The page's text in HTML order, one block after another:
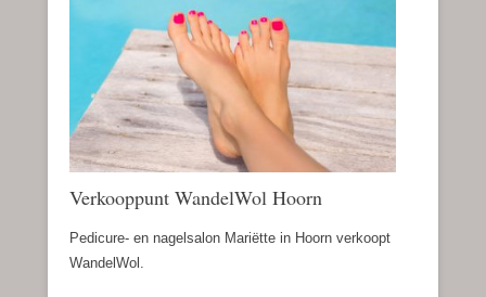
Verkooppunt WandelWol Hoorn
Pedicure- en nagelsalon Mariëtte in Hoorn verkoopt
WandelWol.